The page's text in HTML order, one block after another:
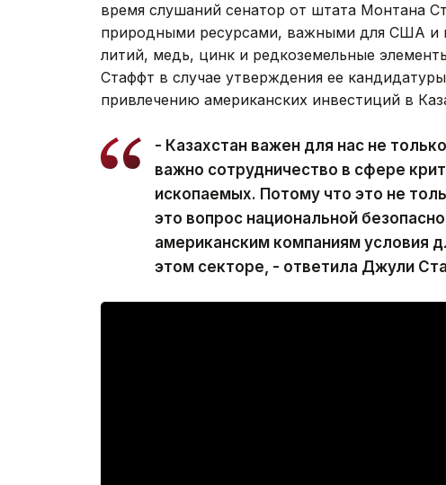
время слушаний сенатор от штата Монтана
природными ресурсами, важными для США и
литий, медь, цинк и редкоземельные
Стаффт в случае утверждения ее
привлечению американских инвестиций в
- Казахстан важен для нас не
важно сотрудничество в сфере
ископаемых. Потому что это не
это вопрос национальной
американским компаниям условия
этом секторе, - ответила Джули